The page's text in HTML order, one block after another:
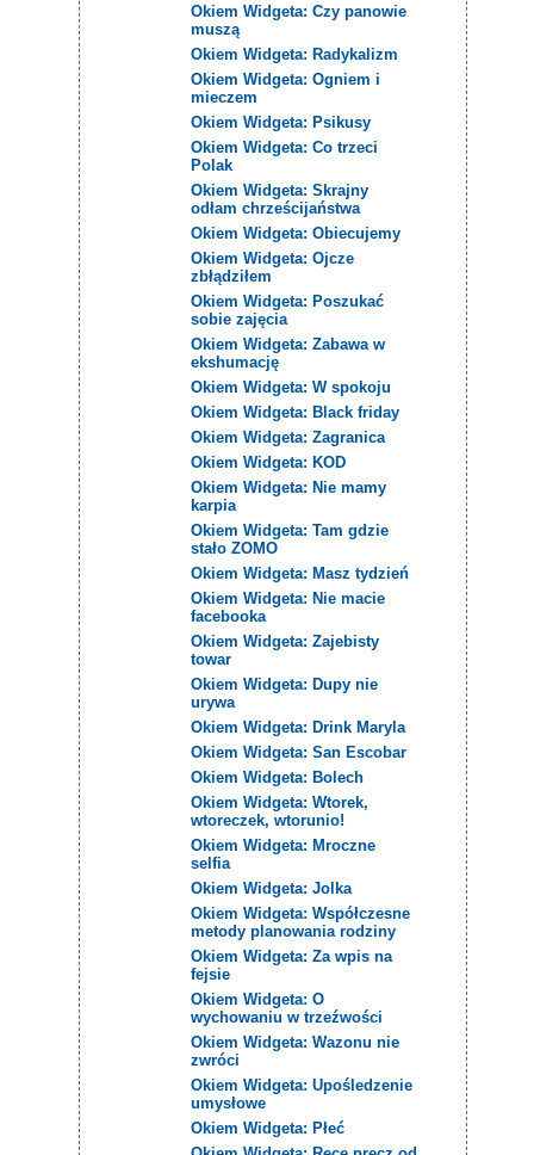
Okiem Widgeta: Czy panowie
muszą
Okiem Widgeta: Radykalizm
Okiem Widgeta: Ogniem i
mieczem
Okiem Widgeta: Psikusy
Okiem Widgeta: Co trzeci
Polak
Okiem Widgeta: Skrajny
odłam chrześcijaństwa
Okiem Widgeta: Obiecujemy
Okiem Widgeta: Ojcze
zbłądziłem
Okiem Widgeta: Poszukać
sobie zajęcia
Okiem Widgeta: Zabawa w
ekshumację
Okiem Widgeta: W spokoju
Okiem Widgeta: Black friday
Okiem Widgeta: Zagranica
Okiem Widgeta: KOD
Okiem Widgeta: Nie mamy
karpia
Okiem Widgeta: Tam gdzie
stało ZOMO
Okiem Widgeta: Masz tydzień
Okiem Widgeta: Nie macie
facebooka
Okiem Widgeta: Zajebisty
towar
Okiem Widgeta: Dupy nie
urywa
Okiem Widgeta: Drink Maryla
Okiem Widgeta: San Escobar
Okiem Widgeta: Bolech
Okiem Widgeta: Wtorek,
wtoreczek, wtorunio!
Okiem Widgeta: Mroczne
selfia
Okiem Widgeta: Jolka
Okiem Widgeta: Współczesne
metody planowania rodziny
Okiem Widgeta: Za wpis na
fejsie
Okiem Widgeta: O
wychowaniu w trzeźwości
Okiem Widgeta: Wazonu nie
zwróci
Okiem Widgeta: Upośledzenie
umysłowe
Okiem Widgeta: Płeć